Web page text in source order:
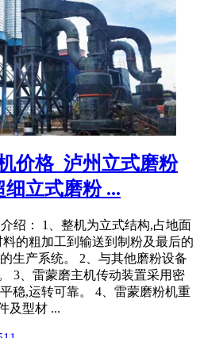
价格_泸州立式磨粉
立式磨粉 ...
绍： 1、整机为立式结构,占地面
的粗加工到输送到制粉及最后的
生产系统。 2、与其他磨粉设备
3、雷蒙磨主机传动装置采用密
稳,运转可靠。 4、雷蒙磨粉机重
及型材 ...